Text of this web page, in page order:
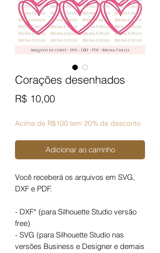
Corações desenhados
R$ 10,00Preço
Acima de R$100 tem 20% de desconto
Adicionar ao carrinho
Você receberá os arquivos em SVG,
DXF e PDF.
- DXF* (para Silhouette Studio versão
free)
- SVG (para Silhouette Studio nas
versões Business e Designer e demais